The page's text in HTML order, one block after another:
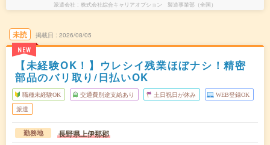
派遣会社 株式会社綜合キャリアオプション 製造事業部（全国）
未読
NEW
掲載日 2026/08/05
【未経験OK！】ウレシイ残業ほぼナシ！精密
部品のバリ取り/日払いOK
職種未経験OK 交通費別途支給あり 土日祝日が休み WEB登録OK
派遣
勤務地 長野県上伊那郡